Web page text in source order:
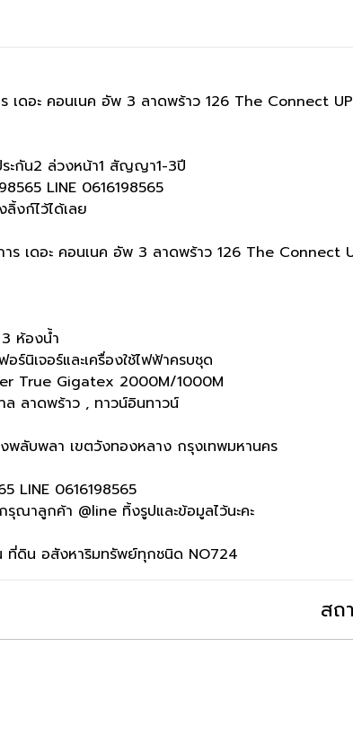
ร เดอะ คอนเนค อัพ 3 ลาดพร้าว 126 The Connect
ระกัน2 ล่วงหน้า1 สัญญา1-3ปี
LINE 0616198565
งก์ไว้ได้เลย
าร เดอะ คอนเนค อัพ 3 ลาดพร้าว 126 The
ห้องน้ำ
นิเจอร์และเครื่องใช้ไฟฟ้าครบชุด
True Gigatex 2000M/1000M
ล ลาดพร้าว , ทาวน์อินทาวน์
ลับพลา เขตวังทองหลาง กรุงเทพมหานคร
LINE 0616198565
ณาลูกค้า @line ทิ้งรูปและข้อมูลไว้นะคะ
ที่ดิน อสังหาริมทรัพย์ทุกชนิด NO724
สถ